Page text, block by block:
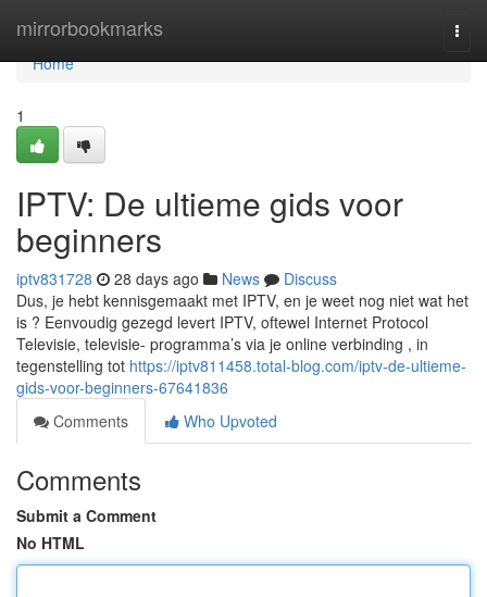
mirrorbookmarks
Home
Home
1
IPTV: De ultieme gids voor
beginners
iptv831728 28 days ago News
Discuss
Dus, je hebt kennisgemaakt met IPTV, en je weet nog niet wat het
is ? Eenvoudig gezegd levert IPTV, oftewel Internet Protocol
Televisie, televisie- programma’s via je online verbinding , in
tegenstelling tot https://iptv811458.total-blog.com/iptv-de-ultieme-
gids-voor-beginners-67641836
Comments
Who Upvoted
Comments
Submit a Comment
No HTML